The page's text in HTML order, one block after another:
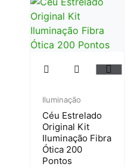
Iluminação
Céu Estrelado
Original Kit
Iluminação Fibra
Ótica 200
Pontos